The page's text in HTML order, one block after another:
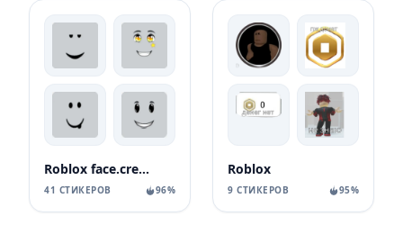
Roblox face.creator
41 СТИКЕРОВ 96%
Roblox
9 СТИКЕРОВ 95%